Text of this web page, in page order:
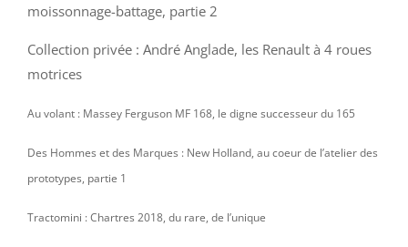
moissonnage-battage, partie 2
Collection privée : André Anglade, les Renault à 4 roues
motrices
Au volant : Massey Ferguson MF 168, le digne successeur du 165
Des Hommes et des Marques : New Holland, au coeur de l’atelier des
prototypes, partie 1
Tractomini : Chartres 2018, du rare, de l’unique